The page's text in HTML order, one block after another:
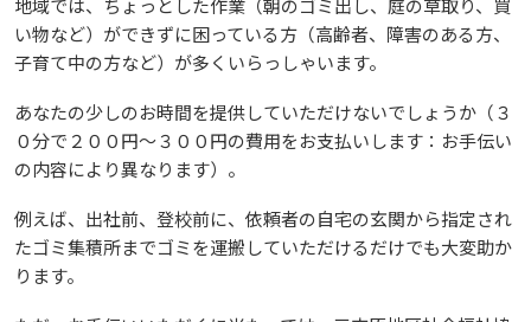
地域では、ちょっとした作業（朝のゴミ出し、庭の草取り、買
い物など）ができずに困っている方（高齢者、障害のある方、
子育て中の方など）が多くいらっしゃいます。
あなたの少しのお時間を提供していただけないでしょうか（３
０分で２００円～３００円の費用をお支払いします：お手伝い
の内容により異なります）。
例えば、出社前、登校前に、依頼者の自宅の玄関から指定され
たゴミ集積所までゴミを運搬していただけるだけでも大変助か
ります。